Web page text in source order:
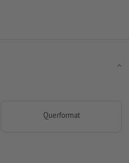
Querformat